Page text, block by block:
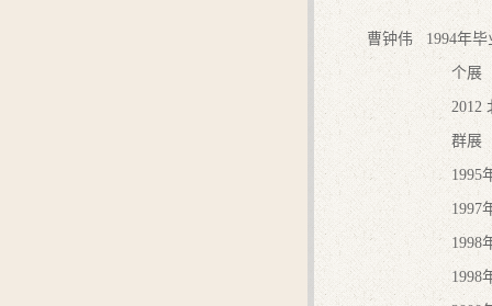
曹钟伟 1994年毕
个展
2012
群展
1995
1997
1998
1998